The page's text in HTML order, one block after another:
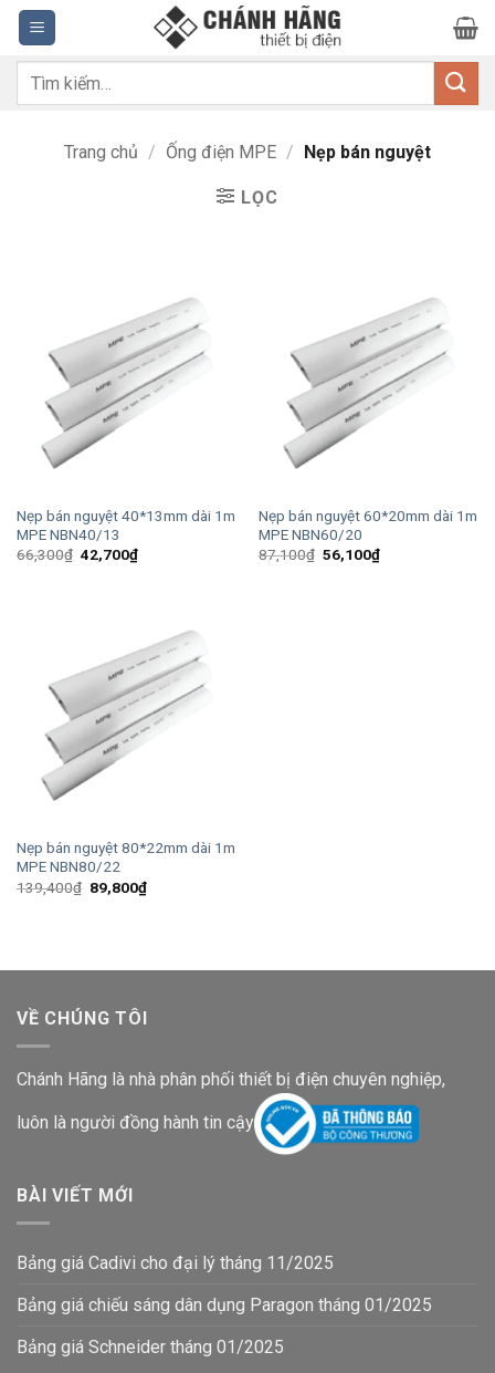
Bỏ
qua
nội
dung
Tìm
Trang chủ / Ống điện MPE / Nẹp bán nguyệt
LỌC
Nẹp bán nguyệt 40*13mm dài 1m
MPE NBN40/13
66,300₫ Giá
gốc
42,700₫Giá
hiện
Nẹp bán nguyệt 60*20mm dài 1m
MPE NBN60/20
87,100₫ Giá
gốc
56,100₫Giá
hiện
Nẹp bán nguyệt 80*22mm dài 1m
MPE NBN80/22
139,400₫ Giá
gốc
89,800₫Giá
hiện
VỀ CHÚNG TÔI
Chánh Hãng là nhà phân phối thiết bị điện chuyên nghiệp,
luôn là người đồng hành tin cậy
BÀI VIẾT MỚI
Bảng giá Cadivi cho đại lý tháng 11/2025
Bảng giá chiếu sáng dân dụng Paragon tháng 01/2025
Bảng giá Schneider tháng 01/2025